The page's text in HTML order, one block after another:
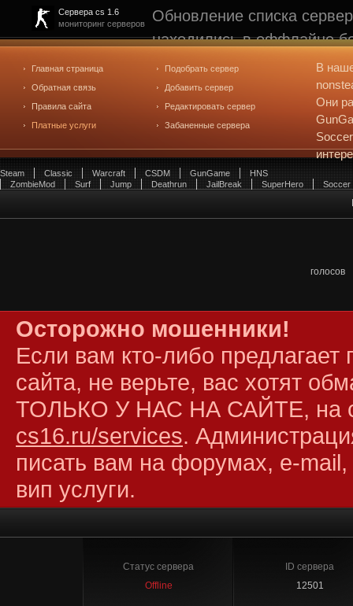
Сервера cs 1.6
мониторинг серверов
Обновление списка
находились в оффлайне
рейтинге не участвуют.
редактирования
.
Главная страница
Обратная связь
Правила сайта
Платные услуги
Подобрать сервер
Добавить сервер
Редактировать сервер
Забаненные сервера
В
Они
Steam Classic Warcraft CSDM GunGame
HNS
ZombieMod
Surf Jump Deathrun JailBreak SuperHero Soccer
голосов
Осторожно мошенники!
Если вам кто-либо
сайта, не верьте, вас хотят
ТОЛЬКО У НАС НА САЙТЕ, на
cs16.ru/services.
писать вам на форумах, e-mail,
вип услуги.
Статус сервера
Offline
ID сервера
12501